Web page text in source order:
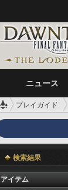
ニュース
プレイガイド
検索結果
アイテム